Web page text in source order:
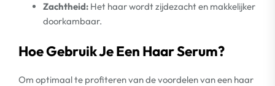
Zachtheid: Het haar wordt zijdezacht en makkelijker
doorkambaar.
Hoe Gebruik Je Een Haar Serum?
Om optimaal te profiteren van de voordelen van een haar